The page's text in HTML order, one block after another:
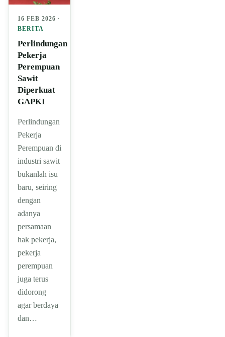
16 FEB 2026 ·
BERITA
Perlindungan
Pekerja
Perempuan
Sawit
Diperkuat
GAPKI
Perlindungan
Pekerja
Perempuan di
industri sawit
bukanlah isu
baru, seiring
dengan
adanya
persamaan
hak pekerja,
pekerja
perempuan
juga terus
didorong
agar berdaya
dan…